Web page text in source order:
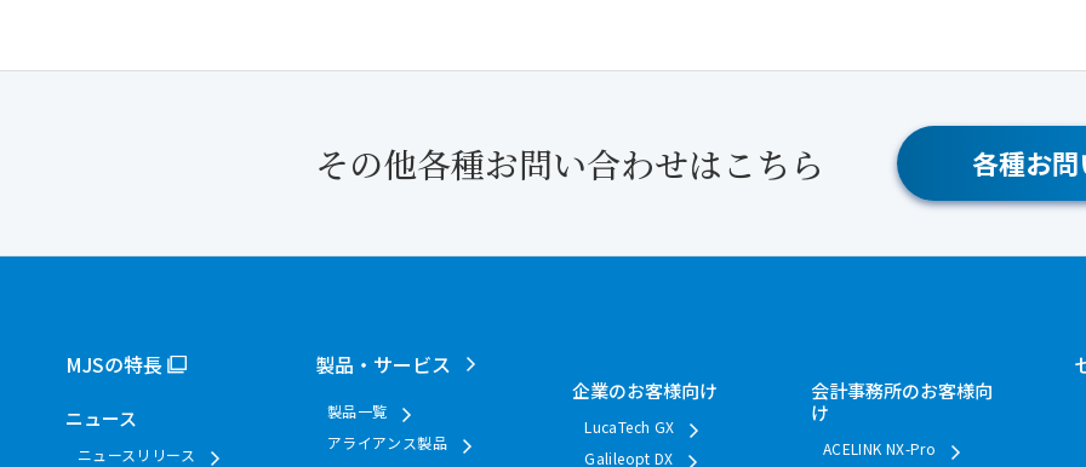
その他各種お問い合わせはこちら 各種お
MJSの特長
ニュース
ニュースリリース
製品・サービス
製品一覧
アライアンス製品
企業のお客様向け
LucaTech GX
Galileopt DX
会計事務所のお客様向
け
ACELINK NX-Pro